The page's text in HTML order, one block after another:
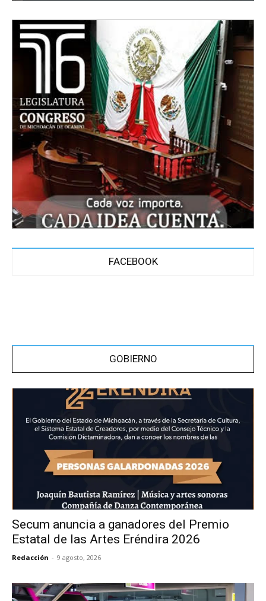
FACEBOOK
GOBIERNO
Secum anuncia a ganadores del Premio
Estatal de las Artes Eréndira 2026
Redacción - 9 agosto, 2026